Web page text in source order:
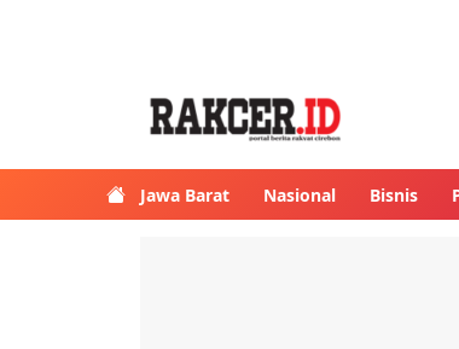
Jawa Barat Nasional Bisnis